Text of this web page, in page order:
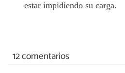
estar impidiendo su carga.
12 comentarios